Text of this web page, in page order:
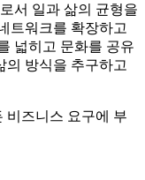
서 일과 삶의 균형을
트워크를 확장하고
넓히고 문화를 공유
의 방식을 추구하고
비즈니스 요구에 부